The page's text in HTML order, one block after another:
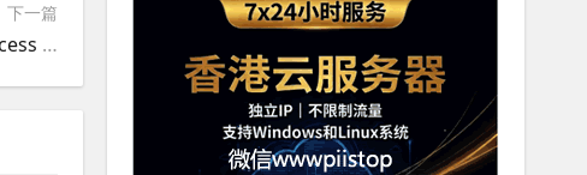
下一篇
dell戴尔服务器出现press ctrl-e for remote access setup within 5 sec不进入系统的原因
件夹：;DWM桌面窗口管理器